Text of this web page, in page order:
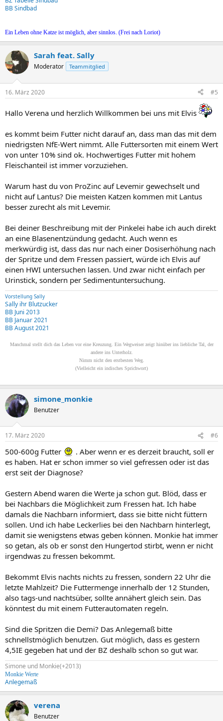
BB Sindbad
Ein Leben ohne Katze ist möglich, aber sinnlos. (Frei nach Loriot)
Sarah feat. Sally
Moderator Teammitglied
16. März 2020 #5
Hallo Verena und herzlich Willkommen bei uns mit Elvis
es kommt beim Futter nicht darauf an, dass man das mit dem
niedrigsten NfE-Wert nimmt. Alle Futtersorten mit einem Wert
von unter 10% sind ok. Hochwertiges Futter mit hohem
Fleischanteil ist immer vorzuziehen.
Warum hast du von ProZinc auf Levemir gewechselt und
nicht auf Lantus? Die meisten Katzen kommen mit Lantus
besser zurecht als mit Levemir.
Bei deiner Beschreibung mit der Pinkelei habe ich auch direkt
an eine Blasenentzündung gedacht. Auch wenn es
merkwürdig ist, dass das nur nach einer Dosiserhöhung nach
der Spritze und dem Fressen passiert, würde ich Elvis auf
einen HWI untersuchen lassen. Und zwar nicht einfach per
Urinstick, sondern per Sedimentuntersuchung.
Vorstellung Sally
Sally ihr Blutzucker
BB Juni 2013
BB Januar 2021
BB August 2021
Manchmal stellt dich das Leben vor eine Kreuzung. Ein Wegweiser zeigt hinüber ins liebliche Tal, der
andere ins Unterholz.
Nimm nicht den erstbesten Weg.
(Vielleicht ein indisches Sprichwort)
simone_monkie
Benutzer
17. März 2020 #6
500-600g Futter
. Aber wenn er es derzeit braucht, soll er
es haben. Hat er schon immer so viel gefressen oder ist das
erst seit der Diagnose?
Gestern Abend waren die Werte ja schon gut. Blöd, dass er
bei Nachbars die Möglichkeit zum Fressen hat. Ich habe
damals die Nachbarn informiert, dass sie bitte nicht füttern
sollen. Und ich habe Leckerlies bei den Nachbarn hinterlegt,
damit sie wenigstens etwas geben können. Monkie hat immer
so getan, als ob er sonst den Hungertod stirbt, wenn er nicht
irgendwas zu fressen bekommt.
Bekommt Elvis nachts nichts zu fressen, sondern 22 Uhr die
letzte Mahlzeit? Die Futtermenge innerhalb der 12 Stunden,
also tags-und nachtsüber, sollte annähert gleich sein. Das
könntest du mit einem Futterautomaten regeln.
Sind die Spritzen die Demi? Das Anlegemaß bitte
schnellstmöglich benutzen. Gut möglich, dass es gestern
4,5IE gegeben hat und der BZ deshalb schon so gut war.
Simone und Monkie(+2013)
Monkie Werte
Anlegemaß
verena
Benutzer